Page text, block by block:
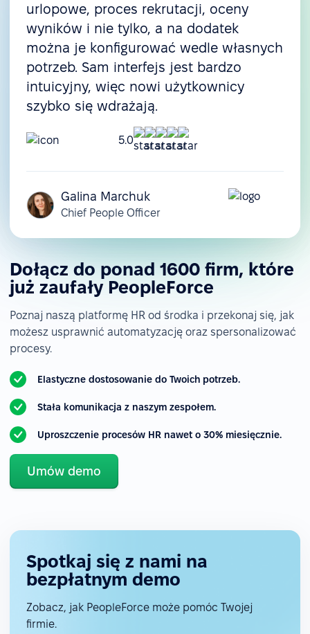
urlopowe, proces rekrutacji, oceny
wyników i nie tylko, a na dodatek
można je konfigurować wedle własnych
potrzeb. Sam interfejs jest bardzo
intuicyjny, więc nowi użytkownicy
szybko się wdrażają.
5.0
Galina Marchuk
Chief People Officer
Dołącz do ponad 1600 firm, które
już zaufały PeopleForce
Poznaj naszą platformę HR od środka i przekonaj się, jak
możesz usprawnić automatyzację oraz spersonalizować
procesy.
Elastyczne dostosowanie do Twoich potrzeb.
Stała komunikacja z naszym zespołem.
Uproszczenie procesów HR nawet o 30% miesięcznie.
Umów demo
Spotkaj się z nami na
bezpłatnym demo
Zobacz, jak PeopleForce może pomóc Twojej
firmie.